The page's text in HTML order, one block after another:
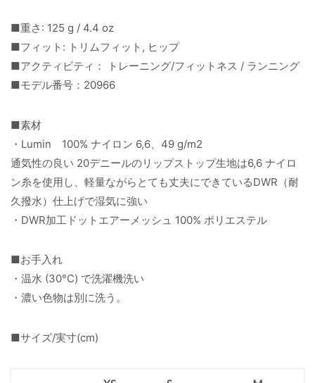
■重さ: 125 g / 4.4 oz
■フィット: トリムフィット, ヒップ
■アクティビティ： トレーニング/フィットネス / ランニング
■モデル番号：20966
■素材
・Lumin 100% ナイロン 6,6、49 g/m2
通気性の良い 20デニールのリップストップ生地は6,6 ナイロ
ン糸を使用し、軽量ながらとても丈夫にできているDWR（耐
久撥水）仕上げで湿気に強い
・DWR加工ドットエアーメッシュ 100% ポリエステル
■お手入れ
・温水 (30°C) で洗濯機洗い
・濃い色物は別に洗う。
■サイズ/実寸(cm)